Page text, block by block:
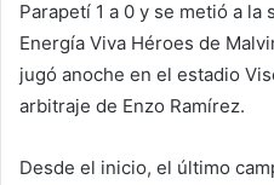
Parapetí 1 a 0 y se metió a
Energía Viva Héroes de
jugó anoche en el estadio
arbitraje de Enzo Ramírez.
Desde el inicio, el último